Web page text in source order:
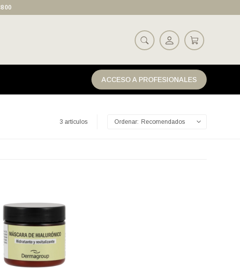
ACCESO A PROFESIONALES
3 artículos Recomendados